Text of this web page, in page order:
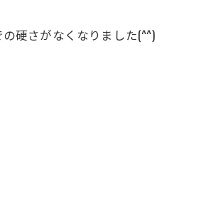
硬さがなくなりました(^^)